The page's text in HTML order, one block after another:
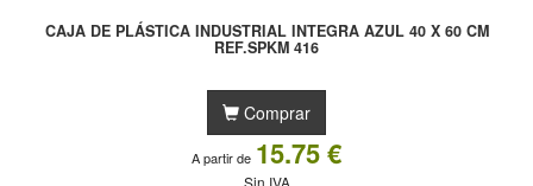
CAJA DE PLÁSTICA INDUSTRIAL INTEGRA AZUL 40 X 60 CM
REF.SPKM 416
Comprar
A partir de 15.75 €
Sin IVA